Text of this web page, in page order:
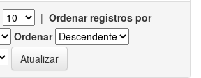
| Ordenar registros por
Ordenar